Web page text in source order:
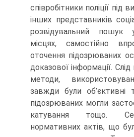
співробітники поліції під
інших представників
розвідувальний пошук
місцях, самостійно
оточення підозрюваних
доказової інформації.
методи,
завжди були об’єктивні
підозрюваних могли
катування тощо.
нормативних актів, що